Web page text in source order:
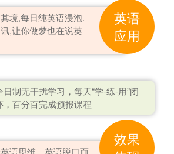
英语
应用
境,每日纯英语浸泡.
,让你做梦也在说英
日制无干扰学习，每天“学-练-用”闭
，百分百完成预报课程
效果
语思维，英语脱口而